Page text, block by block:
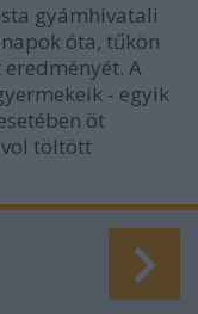
gyámhivatali
óta, tűkön
A
- egyik
öt
töltött